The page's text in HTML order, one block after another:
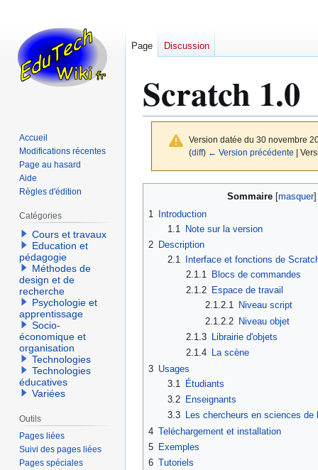
Scratch 1.0
Version datée du 30 novembre
(diff) ← Version précédente |
Sommaire
1
Introduction
1.1
Note sur la version
2 Description
2.1
Interface et fonctions de
2.1.1
Blocs de commandes
2.1.2 Espace de travail
2.1.2.1
Niveau script
2.1.2.2 Niveau objet
2.1.3
Librairie d'objets
2.1.4 La scène
3 Usages
3.1
Étudiants
3.2
Enseignants
3.3
Les chercheurs en sciences de
4 Teléchargement et installation
5 Exemples
6 Tutoriels
Page Discussion
Accueil
Modifications récentes
Page au hasard
Aide
Règles d'édition
Catégories
Cours et travaux
Education et
pédagogie
Méthodes de
design et de
recherche
Psychologie et
apprentissage
Socio-
économique et
organisation
Technologies
Technologies
éducatives
Variées
Outils
Pages liées
Suivi des pages liées
Pages spéciales